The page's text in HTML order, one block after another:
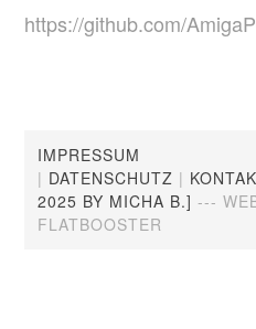
https://github.com/
IMPRESSUM
| DATENSCHUTZ |
2025 BY MICHA B.] ---
FLATBOOSTER